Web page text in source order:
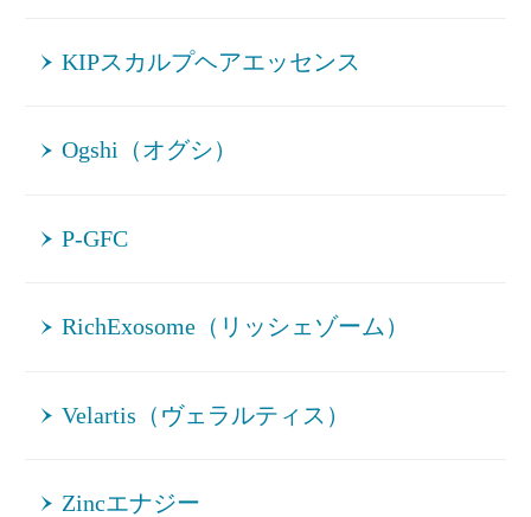
KIPスカルプヘアエッセンス
Ogshi（オグシ）
P-GFC
RichExosome（リッシェゾーム）
Velartis（ヴェラルティス）
Zincエナジー